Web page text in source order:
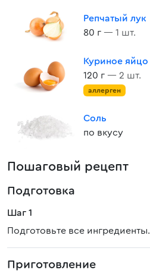
Репчатый лук
80 г — 1 шт.
Куриное яйцо
120 г — 2 шт.
аллерген
Соль
по вкусу
Пошаговый рецепт
Подготовка
Шаг 1
Подготовьте все ингредиенты.
Приготовление